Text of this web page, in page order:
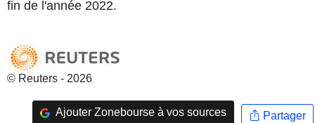
fin de l'année 2022.
© Reuters - 2026
Ajouter Zonebourse à vos sources Partager